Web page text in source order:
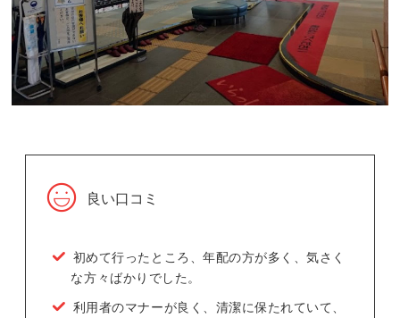
良い口コミ
初めて行ったところ、年配の方が多く、気さく
な方々ばかりでした。
利用者のマナーが良く、清潔に保たれていて、